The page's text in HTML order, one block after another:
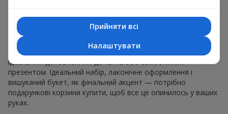
обмаль, у нас є для вас чудове перевірене рішення: ви
можете набір подарункові корзини купити. Подарункова
корзина з вишуканими смаколиками до свята, фруктами,
смачним чаєм чи, навіть, алкогольними напоями стає
ідеальним доповненням до квітів або самостійним
презентом. Ідеальний набір, лаконічне оформлення і
вишуканий букет, як фінальний акцент — потрібно
подарункові корзини купити, щоб все це опинилось у ваших
руках.
Прийняти всі
Налаштувати